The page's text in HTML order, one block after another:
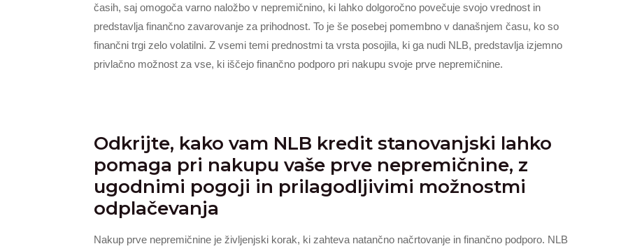
časih, saj omogoča varno naložbo v nepremičnino, ki lahko dolgoročno povečuje svojo vrednost in
predstavlja finančno zavarovanje za prihodnost. To je še posebej pomembno v današnjem času, ko so
finančni trgi zelo volatilni. Z vsemi temi prednostmi ta vrsta posojila, ki ga nudi NLB, predstavlja izjemno
privlačno možnost za vse, ki iščejo finančno podporo pri nakupu svoje prve nepremičnine.
Odkrijte, kako vam NLB kredit stanovanjski lahko
pomaga pri nakupu vaše prve nepremičnine, z
ugodnimi pogoji in prilagodljivimi možnostmi
odplačevanja
Nakup prve nepremičnine je življenjski korak, ki zahteva natančno načrtovanje in finančno podporo. NLB